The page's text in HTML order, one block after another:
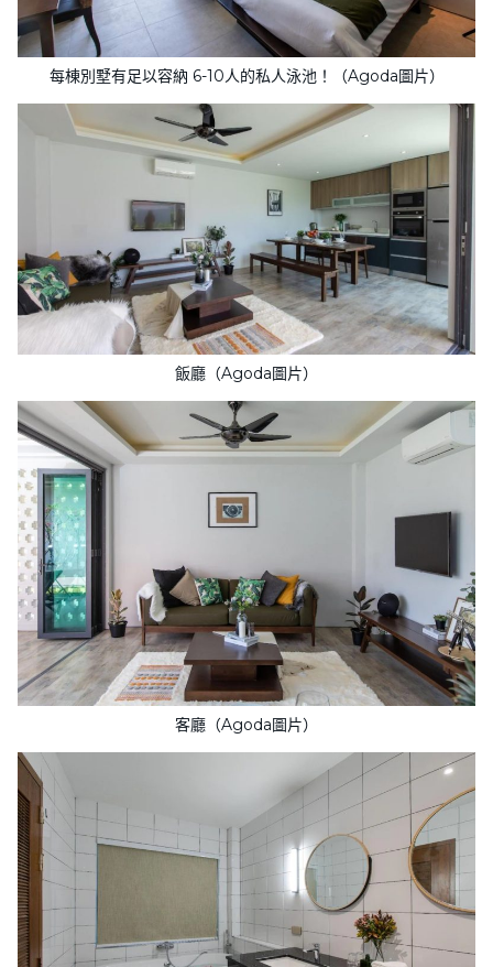
每棟別墅有足以容納 6-10人的私人泳池！（Agoda圖片）
飯廳（Agoda圖片）
客廳（Agoda圖片）